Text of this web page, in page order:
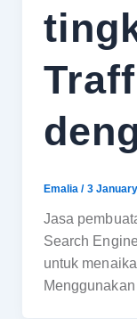
Emalia/ 3
Jasa
Search
untuk